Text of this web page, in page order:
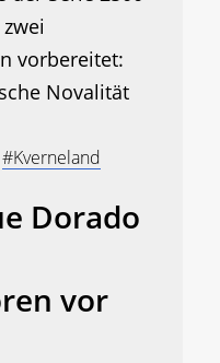
vorbereitet:
Novalität
#Kverneland
Dorado
vor